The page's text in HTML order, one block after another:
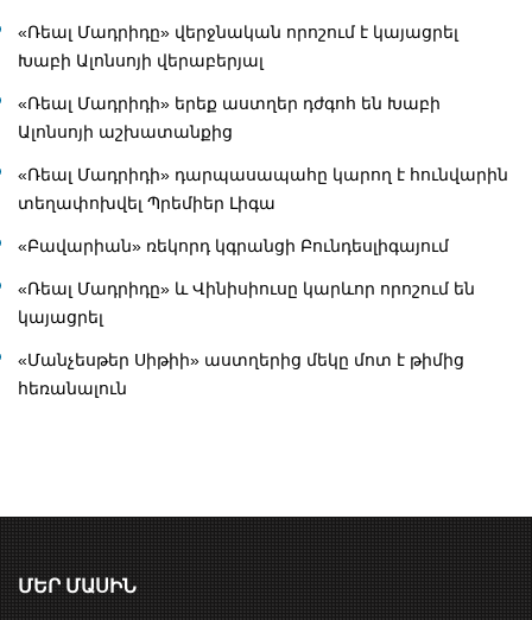
«Ռեալ Մադրիդը» վերջնական որոշում է կայացրել
Խաբի Ալոնսոյի վերաբերյալ
«Ռեալ Մադրիդի» երեք աստղեր դժգոհ են Խաբի
Ալոնսոյի աշխատանքից
«Ռեալ Մադրիդի» դարպասապահը կարող է հունվարին
տեղափոխվել Պրեմիեր Լիգա
«Բավարիան» ռեկորդ կգրանցի Բունդեսլիգայում
«Ռեալ Մադրիդը» և Վինիսիուսը կարևոր որոշում են
կայացրել
«Մանչեսթեր Սիթիի» աստղերից մեկը մոտ է թիմից
հեռանալուն
ՄԵՐ ՄԱՍԻՆ